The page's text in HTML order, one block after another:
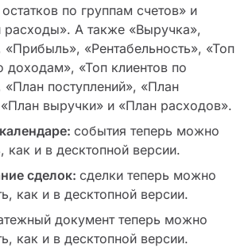
по группам счетов» и
расходы». А также «Выручка»,
«Рентабельность», «Топ
доходам», «Топ клиентов по
поступлений», «План
выручки» и «План расходов».
события теперь можно
как и в десктопной версии.
сделок: сделки теперь можно
как и в десктопной версии.
документ теперь можно
как и в десктопной версии.